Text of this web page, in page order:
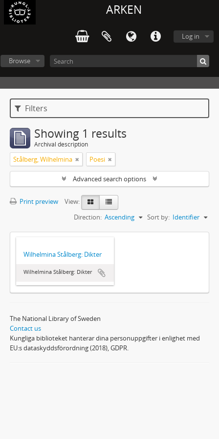
ARKEN
Log in
Browse
Filters
Showing 1 results
Archival description
Stålberg, Wilhelmina Poesi
Advanced search options
Print preview
View:
Sort by: Identifier
Direction: Ascending
Wilhelmina Stålberg: Dikter
Wilhelmina Stålberg: Dikter
The National Library of Sweden
Contact us
Kungliga biblioteket hanterar dina personuppgifter i enlighet med
EU:s dataskyddsförordning (2018), GDPR.